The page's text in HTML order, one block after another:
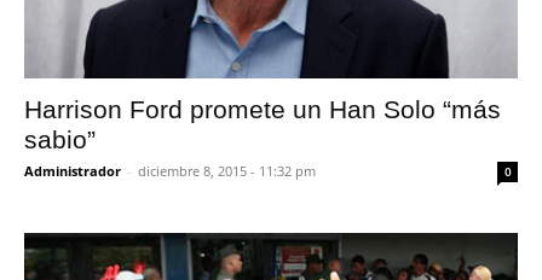
Harrison Ford promete un Han Solo “más
sabio”
Administrador - diciembre 8, 2015 - 11:32 pm 0